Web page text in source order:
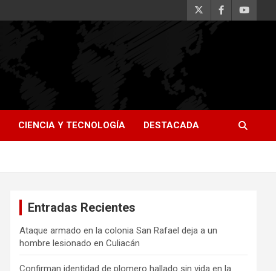
CIENCIA Y TECNOLOGÍA DESTACADA
Entradas Recientes
Ataque armado en la colonia San Rafael deja a un
hombre lesionado en Culiacán
Confirman identidad de plomero hallado sin vida en la